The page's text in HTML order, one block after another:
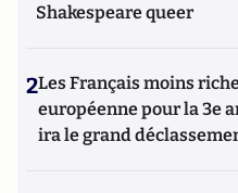
Shakespeare queer
2Les Français moins
européenne pour la 3e
ira le grand